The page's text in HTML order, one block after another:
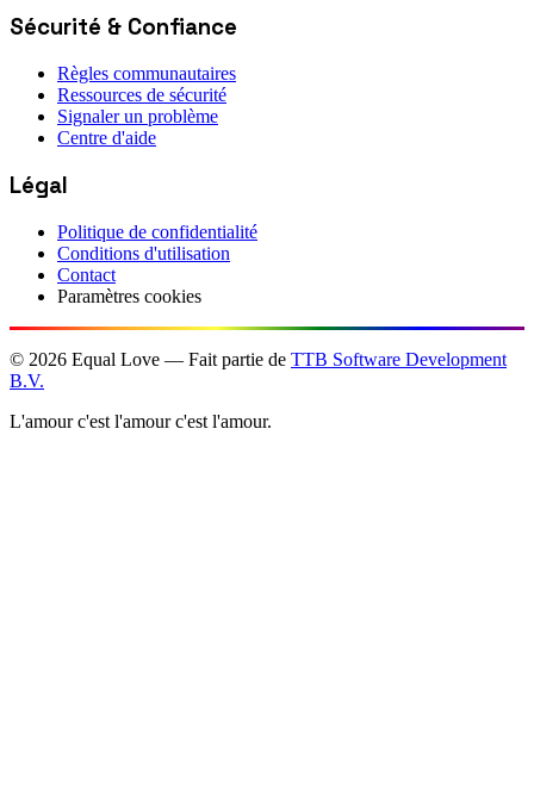
Sécurité & Confiance
Règles communautaires
Ressources de sécurité
Signaler un problème
Centre d'aide
Légal
Politique de confidentialité
Conditions d'utilisation
Contact
Paramètres cookies
© 2026 Equal Love — Fait partie de TTB Software Development
B.V.
L'amour c'est l'amour c'est l'amour.